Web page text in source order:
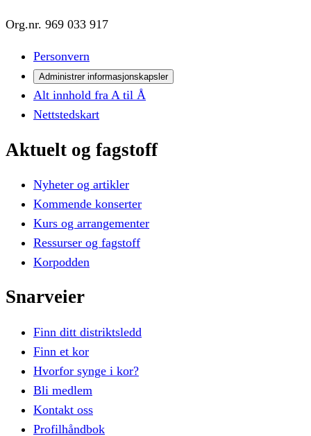
Org.nr. 969 033 917
Personvern
Administrer informasjonskapsler
Alt innhold fra A til Å
Nettstedskart
Aktuelt og fagstoff
Nyheter og artikler
Kommende konserter
Kurs og arrangementer
Ressurser og fagstoff
Korpodden
Snarveier
Finn ditt distriktsledd
Finn et kor
Hvorfor synge i kor?
Bli medlem
Kontakt oss
Profilhåndbok